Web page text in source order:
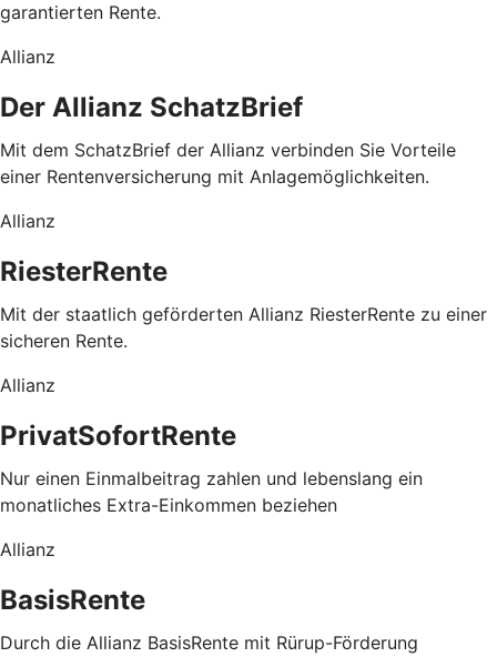
garantierten Rente.
Allianz
Der Allianz SchatzBrief
Mit dem SchatzBrief der Allianz verbinden Sie Vorteile
einer Rentenversicherung mit Anlagemöglichkeiten.
Allianz
RiesterRente
Mit der staatlich geförderten Allianz RiesterRente zu einer
sicheren Rente.
Allianz
PrivatSofortRente
Nur einen Einmalbeitrag zahlen und lebenslang ein
monatliches Extra-Einkommen beziehen
Allianz
BasisRente
Durch die Allianz BasisRente mit Rürup-Förderung